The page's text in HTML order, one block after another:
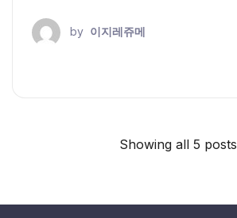
by 이지레쥬메
Showing all 5 posts